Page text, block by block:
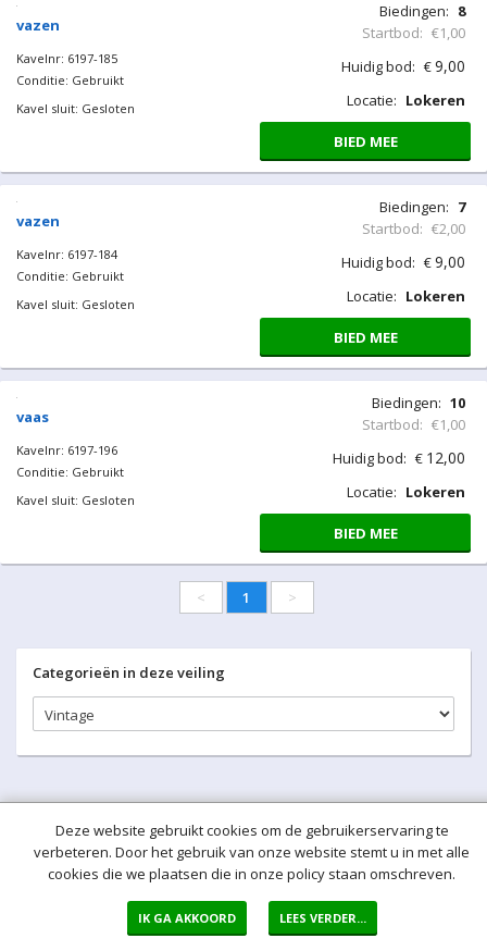
vazen
Kavelnr: 6197-185
Conditie: Gebruikt
Kavel sluit: Gesloten
Biedingen: 8
Startbod: €1,00
Huidig bod: €9,00
Locatie: Lokeren
BIED MEE
vazen
Kavelnr: 6197-184
Conditie: Gebruikt
Kavel sluit: Gesloten
Biedingen: 7
Startbod: €2,00
Huidig bod: €9,00
Locatie: Lokeren
BIED MEE
vaas
Kavelnr: 6197-196
Conditie: Gebruikt
Kavel sluit: Gesloten
Biedingen: 10
Startbod: €1,00
Huidig bod: € 12,00
Locatie: Lokeren
BIED MEE
< 1 >
Categorieën in deze veiling
Deze website gebruikt cookies om de gebruikerservaring te
verbeteren. Door het gebruik van onze website stemt u in met alle
cookies die we plaatsen die in onze policy staan omschreven.
IK GA AKKOORD LEES VERDER...